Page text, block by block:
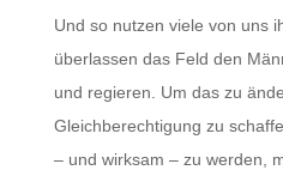
Und so nutzen viele von uns
überlassen das Feld den
und regieren. Um das zu
Gleichberechtigung zu
– und wirksam – zu werden,